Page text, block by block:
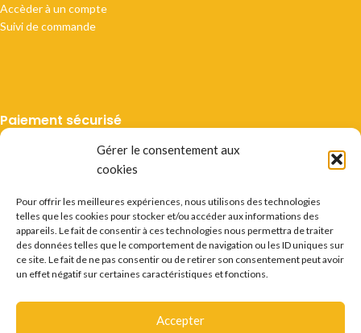
Gérer le consentement aux
cookies
Pour offrir les meilleures expériences, nous utilisons des technologies
telles que les cookies pour stocker et/ou accéder aux informations des
appareils. Le fait de consentir à ces technologies nous permettra de traiter
des données telles que le comportement de navigation ou les ID uniques sur
ce site. Le fait de ne pas consentir ou de retirer son consentement peut avoir
un effet négatif sur certaines caractéristiques et fonctions.
Accepter
Accèder à un compte
Suivi de commande
Paiement sécurisé
Livraison suivie
Vie privée